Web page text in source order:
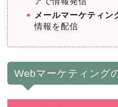
メールマーケティン
情報を配信
Webマーケティング